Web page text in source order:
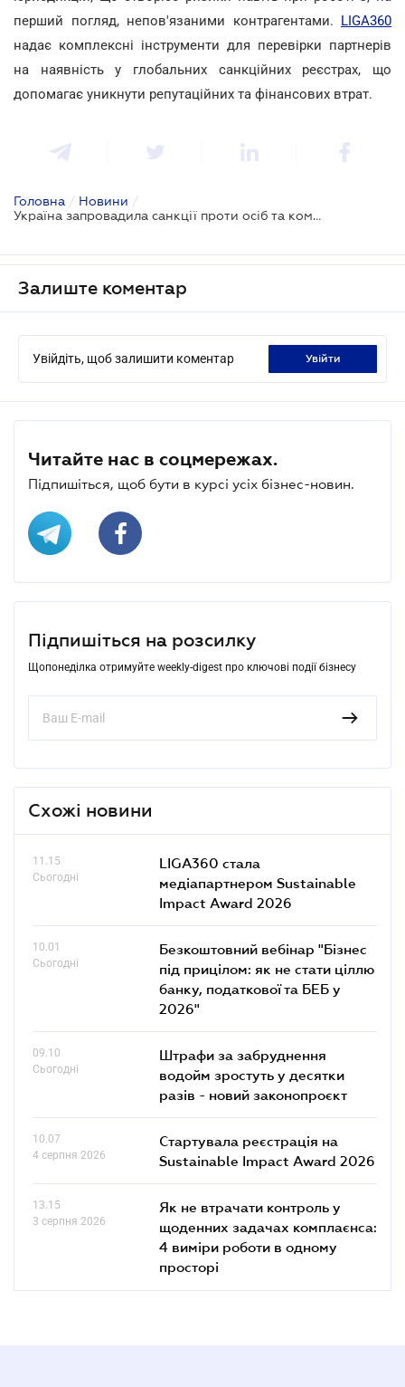
перший погляд, непов'язаними контрагентами. LIGA360
надає комплексні інструменти для перевірки партнерів
на наявність у глобальних санкційних реєстрах, що
допомагає уникнути репутаційних та фінансових втрат.
Головна / Новини /
Україна запровадила санкції проти осіб та компаній, причетних до діяльності "тіньового" танкерного флоту й кібератак
Залиште коментар
Увійдіть, щоб залишити коментар увійти
Читайте нас в соцмережах.
Підпишіться, щоб бути в курсі усіх бізнес-новин.
Підпишіться на розсилку
Щопонеділка отримуйте weekly-digest про ключові події бізнесу
Схожі новини
11.15
Сьогодні
LIGA360 стала
медіапартнером Sustainable
Impact Award 2026
10.01
Сьогодні
Безкоштовний вебінар "Бізнес
під прицілом: як не стати ціллю
банку, податкової та БЕБ у
2026"
09.10
Сьогодні
Штрафи за забруднення
водойм зростуть у десятки
разів - новий законопроєкт
10.07
4 серпня 2026
Стартувала реєстрація на
Sustainable Impact Award 2026
13.15
3 серпня 2026
Як не втрачати контроль у
щоденних задачах комплаєнса:
4 виміри роботи в одному
просторі